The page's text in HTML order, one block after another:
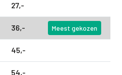
27,-
36,- Meest gekozen
45,-
54,-